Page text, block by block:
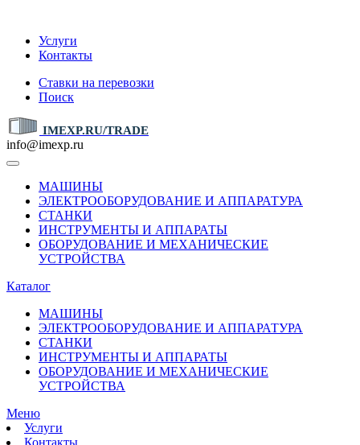
Услуги
Контакты
Ставки на перевозки
Поиск
IMEXP.RU/TRADE
info@imexp.ru
МАШИНЫ
ЭЛЕКТРООБОРУДОВАНИЕ И АППАРАТУРА
СТАНКИ
ИНСТРУМЕНТЫ И АППАРАТЫ
ОБОРУДОВАНИЕ И МЕХАНИЧЕСКИЕ
УСТРОЙСТВА
Каталог
МАШИНЫ
ЭЛЕКТРООБОРУДОВАНИЕ И АППАРАТУРА
СТАНКИ
ИНСТРУМЕНТЫ И АППАРАТЫ
ОБОРУДОВАНИЕ И МЕХАНИЧЕСКИЕ
УСТРОЙСТВА
Меню
Услуги
Контакты